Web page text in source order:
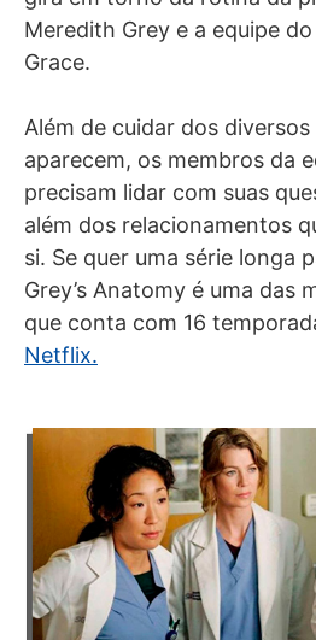
Meredith Grey e a equipe
Grace.
Além de cuidar dos
aparecem, os membros da
precisam lidar com suas
além dos relacionamentos
si. Se quer uma série longa
Grey’s Anatomy é uma das
que conta com 16
Netflix.